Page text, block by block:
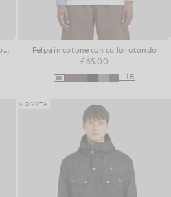
Pantaloncini in cotone per tutti i giorni Felpa in cotone con collo rotondo
£65.00
+18
NOVITÀ